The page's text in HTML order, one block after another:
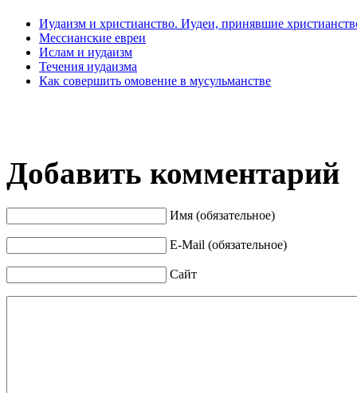
Иудаизм и христианство. Иудеи, принявшие
Мессианские евреи
Ислам и иудаизм
Течения иудаизма
Как совершить омовение в мусульманстве
Добавить комментарий
Имя (обязательное)
E-Mail (обязательное)
Сайт